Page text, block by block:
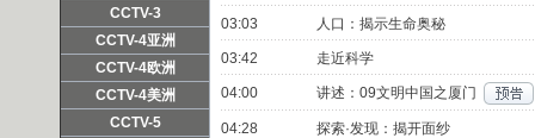
频道主页 直播
CCTV-3
频道主页 直播 点播
CCTV-4亚洲
频道主页 直播 点播
CCTV-4欧洲
频道主页 直播 点播
CCTV-4美洲
频道主页 直播
CCTV-5
03:03 人口：揭示生命奥秘
03:42 走近科学
04:00 讲述：09文明中国之厦门
04:28 探索·发现：揭开面纱